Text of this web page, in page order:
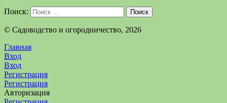
Поиск: Поиск
©️ Садоводство и огородничество, 2026
Главная
Вход
Вход
Регистрация
Регистрация
Авторизация